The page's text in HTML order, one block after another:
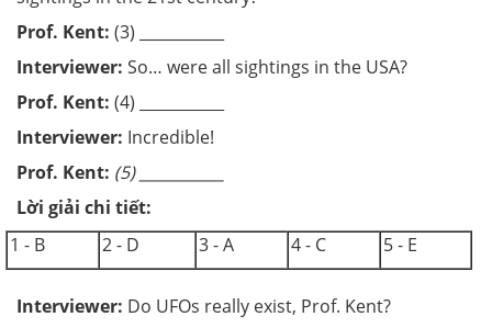
Prof. Kent: (3) ___________
Interviewer: So… were all sightings in the USA?
Prof. Kent: (4) ___________
Interviewer: Incredible!
Prof. Kent: (5) ___________
Lời giải chi tiết:
1 - B
2 - D 3 - A 4 - C 5 - E
Interviewer: Do UFOs really exist, Prof. Kent?